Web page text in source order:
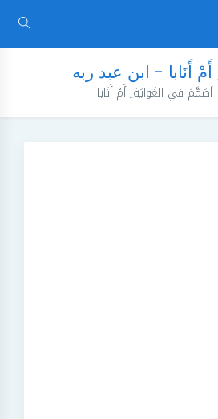
أَنَابا - ابن عبد ربه
أصَمَّمَ في الغَوايَة ِ أَمْ أَنَابا